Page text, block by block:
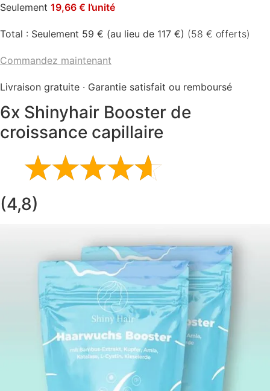
Seulement 19,66 € l’unité
Total : Seulement 59 € (au lieu de 117 €) (58 € offerts)
Commandez maintenant
Livraison gratuite · Garantie satisfait ou remboursé
6x Shinyhair Booster de
croissance capillaire
(4,8)